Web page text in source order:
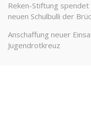
Reken-Stiftung
neuen Schulbulli der
Anschaffung neuer
Jugendrotkreuz